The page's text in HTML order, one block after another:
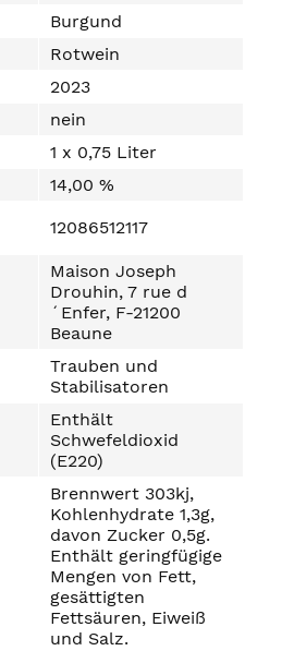
Burgund
Rotwein
2023
nein
1 x 0,75 Liter
14,00 %
12086512117
Maison Joseph
Drouhin, 7 rue d
´Enfer, F-21200
Beaune
Trauben und
Stabilisatoren
Enthält
Schwefeldioxid
(E220)
Brennwert 303kj,
Kohlenhydrate 1,3g,
davon Zucker 0,5g.
Enthält geringfügige
Mengen von Fett,
gesättigten
Fettsäuren, Eiweiß
und Salz.